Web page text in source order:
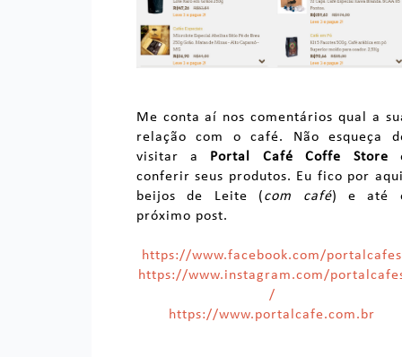
Me conta aí nos comentários qual a
relação com o café. Não esqueça
visitar a Portal Café Coffe Store
conferir seus produtos. Eu fico por
beijos de Leite (com café) e até
próximo post.
https://www.facebook.com/portalcafes
https://www.instagram.com/
/
https://www.portalcafe.com.br